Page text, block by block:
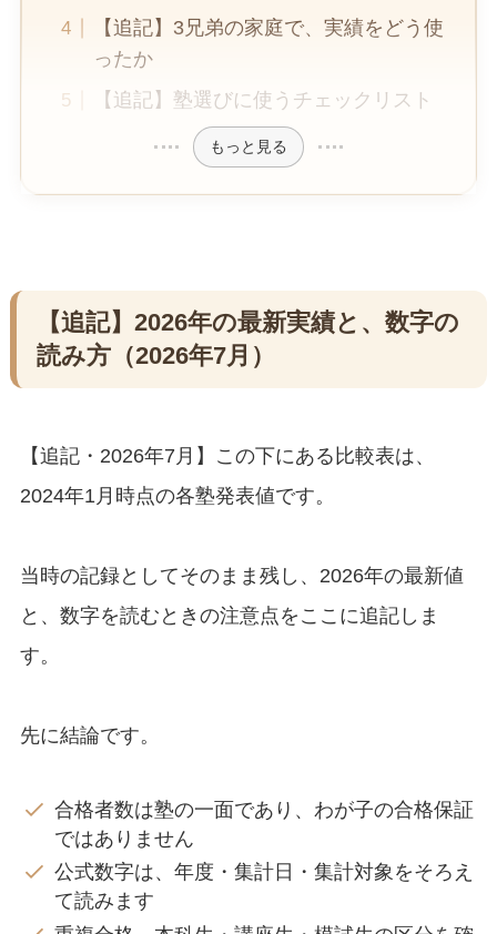
【追記】3兄弟の家庭で、実績をどう使
ったか
【追記】塾選びに使うチェックリスト
もっと見る
【追記】2026年の最新実績と、数字の
読み方（2026年7月）
【追記・2026年7月】この下にある比較表は、
2024年1月時点の各塾発表値です。
当時の記録としてそのまま残し、2026年の最新値
と、数字を読むときの注意点をここに追記しま
す。
先に結論です。
合格者数は塾の一面であり、わが子の合格保証
ではありません
公式数字は、年度・集計日・集計対象をそろえ
て読みます